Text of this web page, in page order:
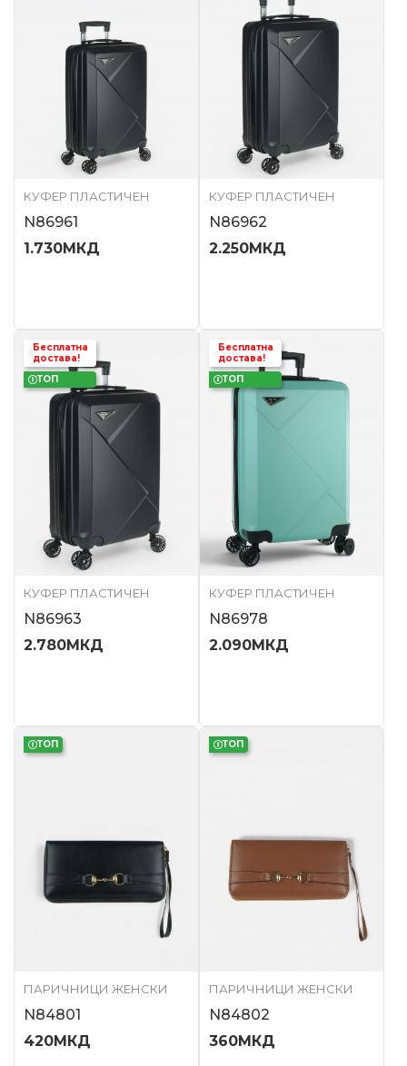
КУФЕР ПЛАСТИЧЕН
N86961
1.730МКД
КУФЕР ПЛАСТИЧЕН
N86962
2.250МКД
Бесплатна
достава!
ТОП
КУФЕР ПЛАСТИЧЕН
N86963
2.780МКД
Бесплатна
достава!
ТОП
КУФЕР ПЛАСТИЧЕН
N86978
2.090МКД
ТОП
ПАРИЧНИЦИ ЖЕНСКИ
N84801
420МКД
ТОП
ПАРИЧНИЦИ ЖЕНСКИ
N84802
360МКД